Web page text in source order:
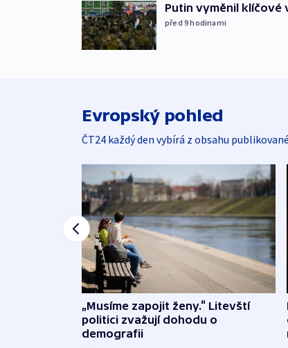
Putin vyměnil klíčové
před 9hodinami
Evropský pohled
ČT24 každý den vybírá z obsahu
„Musíme zapojit ženy.“ Litevští
politici zvažují dohodu o
demografii